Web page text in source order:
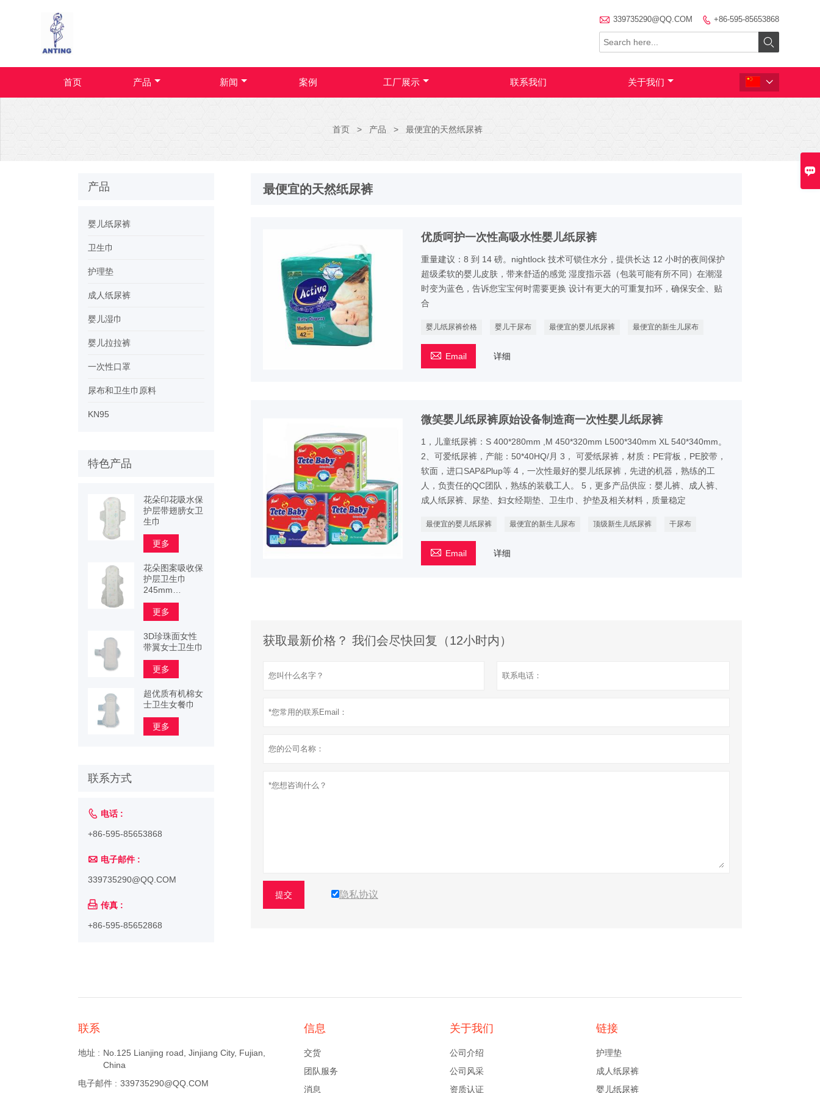

 339735290@QQ.COM  +86-595-85653868

首页 产品 新闻 案例 工厂展示 联系我们 关于我们 
首页 > 产品 > 最便宜的天然纸尿裤
最便宜的天然纸尿裤
优质呵护一次性高吸水性婴儿纸尿裤
重量建议：8 到 14 磅。nightlock 技术可锁住水分，提供长达 12 小时的夜间保护
超级柔软的婴儿皮肤，带来舒适的感觉 湿度指示器（包装可能有所不同）在潮湿
时变为蓝色，告诉您宝宝何时需要更换 设计有更大的可重复扣环，确保安全、贴
合
婴儿纸尿裤价格 婴儿干尿布 最便宜的婴儿纸尿裤 最便宜的新生儿尿布
 Email 详细
微笑婴儿纸尿裤原始设备制造商一次性婴儿纸尿裤
1，儿童纸尿裤：S 400*280mm ,M 450*320mm L500*340mm XL 540*340mm。
2、可爱纸尿裤，产能：50*40HQ/月 3， 可爱纸尿裤，材质：PE背板，PE胶带，
软面，进口SAP&Plup等 4，一次性最好的婴儿纸尿裤，先进的机器，熟练的工
人，负责任的QC团队，熟练的装载工人。 5，更多产品供应：婴儿裤、成人裤、
成人纸尿裤、尿垫、妇女经期垫、卫生巾、护垫及相关材料，质量稳定
最便宜的婴儿纸尿裤 最便宜的新生儿尿布 顶级新生儿纸尿裤 干尿布
 Email 详细
获取最新价格？ 我们会尽快回复（12小时内）
提交 隐私协议
产品
婴儿纸尿裤
卫生巾
护理垫
成人纸尿裤
婴儿湿巾
婴儿拉拉裤
一次性口罩
尿布和卫生巾原料
KN95
特色产品
花朵印花吸水保
护层带翅膀女卫
生巾
更多
花朵图案吸收保
护层卫生巾
245mm
290mm
340mm
更多
3D珍珠面女性
带翼女士卫生巾
更多
超优质有机棉女
士卫生女餐巾
更多
联系方式
 电话 :
+86-595-85653868
 电子邮件 :
339735290@QQ.COM
 传真 :
+86-595-85652868
联系
地址 : No.125 Lianjing road, Jinjiang City, Fujian,
China
电子邮件 : 339735290@QQ.COM
信息
交货
团队服务
消息
关于我们
公司介绍
公司风采
资质认证
链接
护理垫
成人纸尿裤
婴儿纸尿裤